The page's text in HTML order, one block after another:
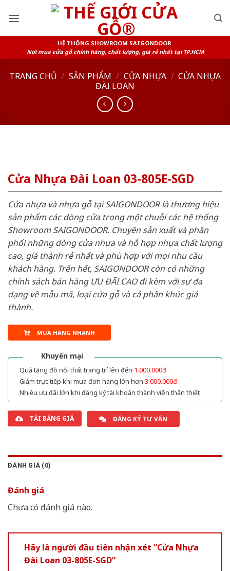
HỆ THỐNG SHOWROOM SAIGONDOOR
Nơi mua cửa gỗ chính hãng, chất lượng, giá rẻ nhất tại TP.HCM
TRANG CHỦ / SẢN PHẨM / CỬA NHỰA / CỬA NHỰA
ĐÀI LOAN
Cửa Nhựa Đài Loan 03-805E-SGD
Cửa nhựa và nhựa gỗ tại SAIGONDOOR là thương hiệu
sản phẩm các dòng cửa trong một chuỗi các hệ thống
Showroom SAIGONDOOR. Chuyên sản xuất và phân
phối những dòng cửa nhựa và hỗ hợp nhựa chất lượng
cao, giá thành rẻ nhất và phù hợp với mọi nhu cầu
khách hàng. Trên hết, SAIGONDOOR còn có những
chính sách bán hàng ƯU ĐÃI CAO đi kèm với sự đa
dạng về mẫu mã, loại cửa gỗ và cả phân khúc giá
thành.
MUA HÀNG NHANH
Khuyến mại
Quà tặng đồ nội thất trang trí lên đến 1.000.000đ
Giảm trực tiếp khi mua đơn hàng lớn hơn 3.000.000đ
Nhiều ưu đãi lớn khi đăng ký tài khoản thành viên thân thiết
TẢI BẢNG GIÁ ĐĂNG KÝ TƯ VẤN
ĐÁNH GIÁ (0)
Đánh giá
Chưa có đánh giá nào.
Hãy là người đầu tiên nhận xét “Cửa Nhựa
Đài Loan 03-805E-SGD”